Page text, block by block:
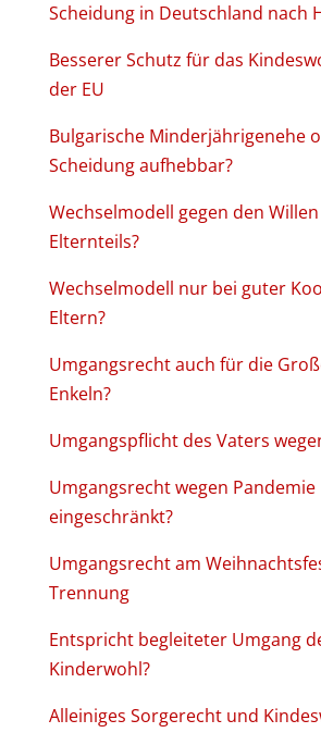
Scheidung in Deutschland nach
Besserer Schutz für das
der EU
Bulgarische Minderjährigenehe
Scheidung aufhebbar?
Wechselmodell gegen den
Elternteils?
Wechselmodell nur bei guter
Eltern?
Umgangsrecht auch für die
Enkeln?
Umgangspflicht des Vaters
Umgangsrecht wegen Pandemie
eingeschränkt?
Umgangsrecht am
Trennung
Entspricht begleiteter Umgang
Kinderwohl?
Alleiniges Sorgerecht und